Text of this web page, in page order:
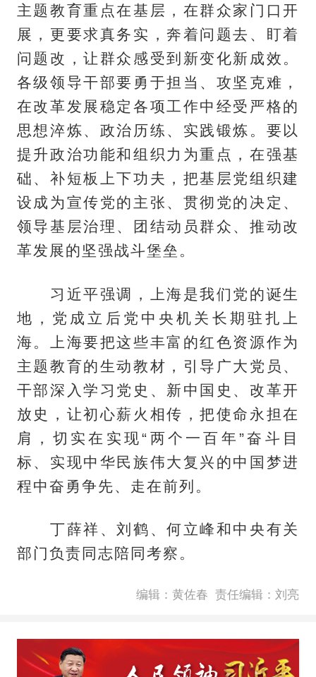
主题教育重点在基层，在群众家门口开
展，更要求真务实，奔着问题去、盯着
问题改，让群众感受到新变化新成效。
各级领导干部要勇于担当、攻坚克难，
在改革发展稳定各项工作中经受严格的
思想淬炼、政治历练、实践锻炼。要以
提升政治功能和组织力为重点，在强基
础、补短板上下功夫，把基层党组织建
设成为宣传党的主张、贯彻党的决定、
领导基层治理、团结动员群众、推动改
革发展的坚强战斗堡垒。
习近平强调，上海是我们党的诞生
地，党成立后党中央机关长期驻扎上
海。上海要把这些丰富的红色资源作为
主题教育的生动教材，引导广大党员、
干部深入学习党史、新中国史、改革开
放史，让初心薪火相传，把使命永担在
肩，切实在实现“两个一百年”奋斗目
标、实现中华民族伟大复兴的中国梦进
程中奋勇争先、走在前列。
丁薛祥、刘鹤、何立峰和中央有关
部门负责同志陪同考察。
编辑：黄佐春 责任编辑：刘亮